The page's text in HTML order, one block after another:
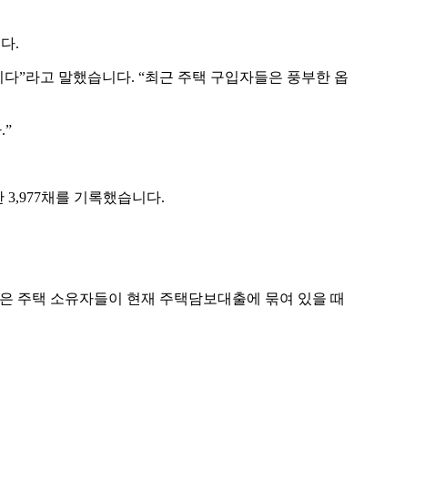
.
”라고 말했습니다. “최근 주택 구입자들은 풍부한 옵
3,977채를 기록했습니다.
주택 소유자들이 현재 주택담보대출에 묶여 있을 때